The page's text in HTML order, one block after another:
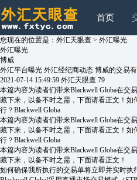
首页
您现在的位置是： 外汇天眼查 > 外汇曝光
外汇曝光
博威
外汇平台曝光 外汇经纪商动态 博威的交易
2021-07-14 15:49:59 外汇天眼查 79
本篇内容为读者们带来Blackwell Globa在交
藏下来，以备不时之需，下面请看正文！
行？Blackwell Globa
本篇内容为读者们带来Blackwell Globa在交
藏下来，以备不时之需，下面请看正文！
行？Blackwell Globa
本篇内容为读者们带来Blackwell Globa在交
藏下来，以备不时之需，下面请看正文！
如何确保我所执行的交易单将立即并实时执